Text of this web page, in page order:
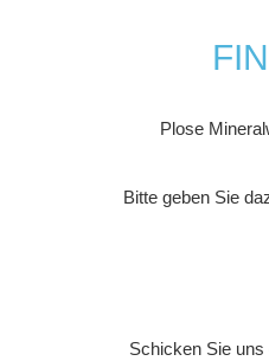
Plose
Bitte geben Sie
Schicken Sie